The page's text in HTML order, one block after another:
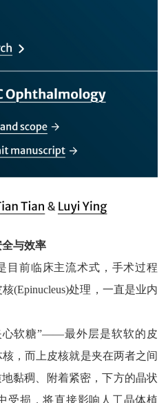
与效率
目前临床主流术式，手术过程
(Epinucleus)处理，一直是业内
心软糖”——最外层是软软的皮
，而上皮核就是夹在两者之间
黏稠、附着紧密，下方的晶状
受损，将直接影响人工晶体植